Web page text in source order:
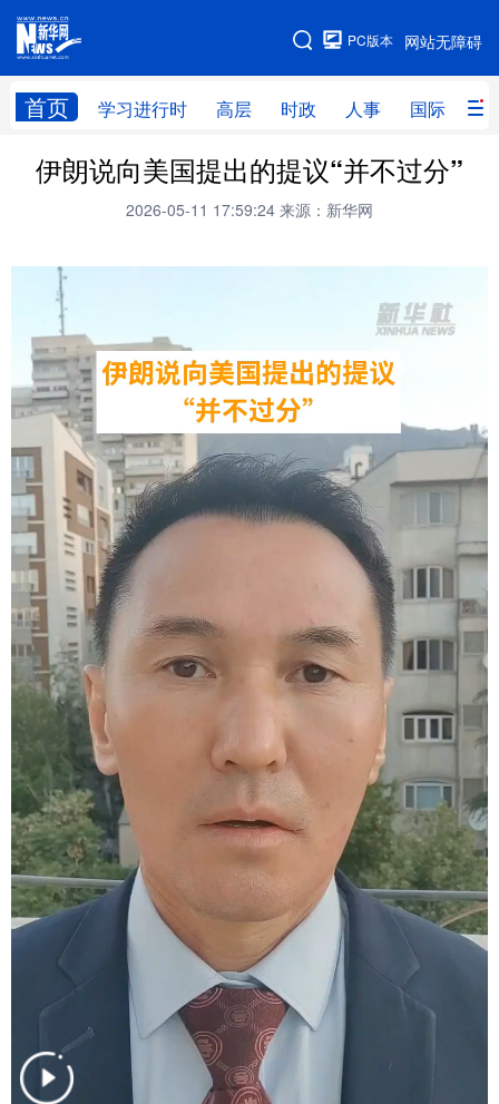
网站无障碍
PC版本
首页 学习进行时 高层 时政 人事 国际 财
网站地图
学习进行时 高层 时政 人事
财经 网评
台湾 思客智库 全球连线 教育
科技 体育
文化 书画 健康
访谈 视频 图片
法律 中央文件 金融 汽车
食品 人居 信息化 数字经济
学术中国 乡村振兴
城市
娱乐 时尚 悦读
公益 一带一路 亚太网 上市公司
文化产业
地方频道
北京 天津 山西
辽宁 吉林 上海 江苏
浙江 安徽 江西
河南 湖北 湖南
广东 广西
四川 贵州
伊朗说向美国提出的提议“并不过分”
2026-05-11 17:59:24 来源：新华网